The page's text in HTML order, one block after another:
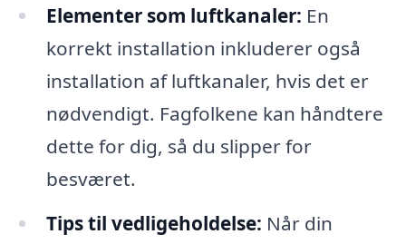
Elementer som luftkanaler: En
korrekt installation inkluderer også
installation af luftkanaler, hvis det er
nødvendigt. Fagfolkene kan håndtere
dette for dig, så du slipper for
besværet.
Tips til vedligeholdelse: Når din